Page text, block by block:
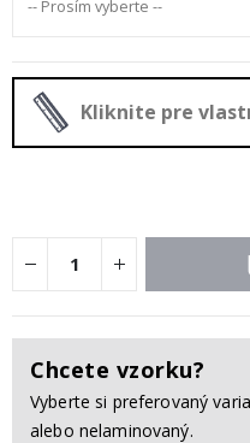
Kliknite pre
Chcete vzorku?
Vyberte si preferovaný
alebo nelaminovaný.